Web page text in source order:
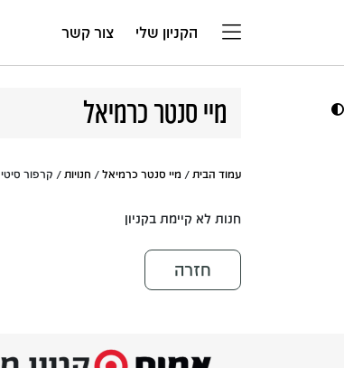
הקניון שלי צור קשר
מיי סנטר כרמיאל
עמוד הבית / מיי סנטר כרמיאל / חנויות / קרפור סיטי
חנות לא קיימת בקניון
חזרה